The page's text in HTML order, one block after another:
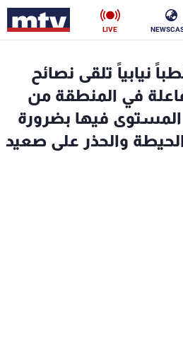
LIVE
نيابياً تلقى نصائح
في المنطقة من
فيها بضرورة
والحذر على صعيد
ناس